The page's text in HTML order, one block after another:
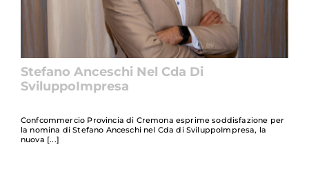
Stefano Anceschi Nel Cda Di
SviluppoImpresa
Confcommercio Provincia di Cremona esprime soddisfazione per
la nomina di Stefano Anceschi nel Cda di SviluppoImpresa, la
nuova